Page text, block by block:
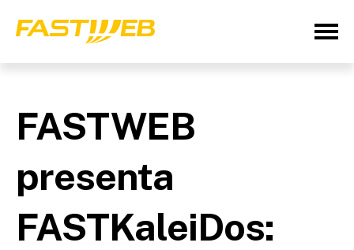
FASTWEB
presenta
FASTKaleiDos: